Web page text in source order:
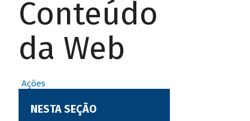
Conteúdo
da Web
Ações
NESTA SEÇÃO